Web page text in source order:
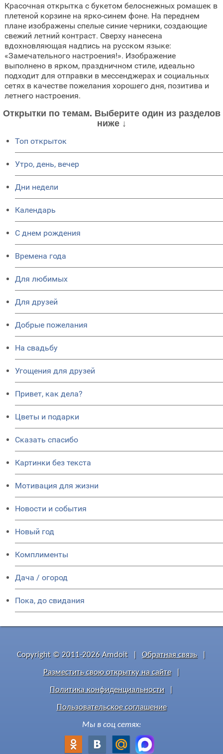
Красочная открытка с букетом белоснежных ромашек в
плетеной корзине на ярко-синем фоне. На переднем
плане изображены спелые синие черники, создающие
свежий летний контраст. Сверху нанесена
вдохновляющая надпись на русском языке:
«Замечательного настроения!». Изображение
выполнено в ярком, праздничном стиле, идеально
подходит для отправки в мессенджерах и социальных
сетях в качестве пожелания хорошего дня, позитива и
летнего настроения.
Открытки по темам. Выберите один из разделов
ниже ↓
Топ открыток
Утро, день, вечер
Дни недели
Календарь
C днем рождения
Времена года
Для любимых
Для друзей
Добрые пожелания
На свадьбу
Угощения для друзей
Привет, как дела?
Цветы и подарки
Сказать спасибо
Картинки без текста
Мотивация для жизни
Новости и события
Новый год
Комплименты
Дача / огород
Пока, до свидания
Copyright © 2011-2026 Amdoit Обратная связь
Разместить свою открытку на сайте
Политика конфиденциальности
Пользовательское соглашение
Мы в соц сетях: